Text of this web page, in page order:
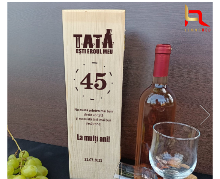
Fluturasi (zeci de variante)
rasina/PVC/metal/polistiren
Suporturi si platouri
Rame foto / Decoratiuni
Familie
Copii
Rame/trofee diverse meserii
Indragostiti
Cadouri pentru dascali